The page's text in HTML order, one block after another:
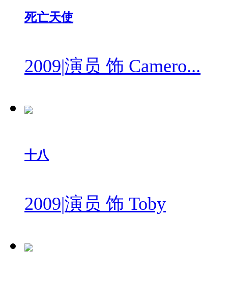
死亡天使
2009|演员 饰 Camero...
十八
2009|演员 饰 Toby